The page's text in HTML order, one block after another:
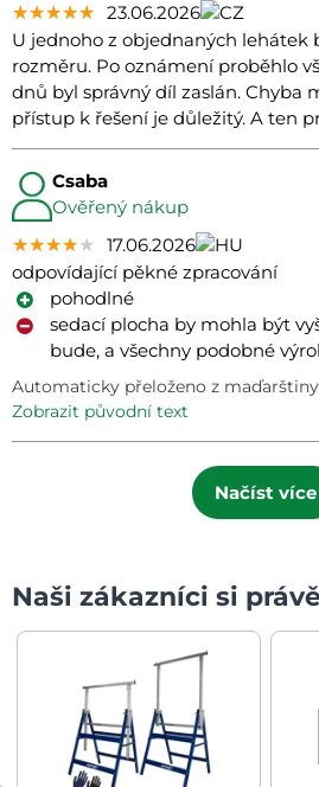
★★★★★
★★★★★
★★★★★ 23.06.2026
U jednoho z objednaných lehátek
rozměru. Po oznámení proběhlo
dnů byl správný díl zaslán. Chyba
přístup k řešení je důležitý. A ten
Csaba
Ověřený nákup
★★★★★
★★★★★
★★★★★ 17.06.2026
odpovídající pěkné zpracování
pohodlné
sedací plocha by mohla být
bude, a všechny podobné
Automaticky přeloženo z maďarštiny
zobrazit původní text
Načíst více
Naši zákazníci si